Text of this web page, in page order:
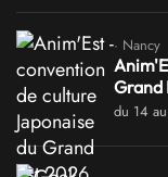
· Nancy
Grand
du 14